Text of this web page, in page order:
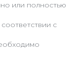
или полностью
с